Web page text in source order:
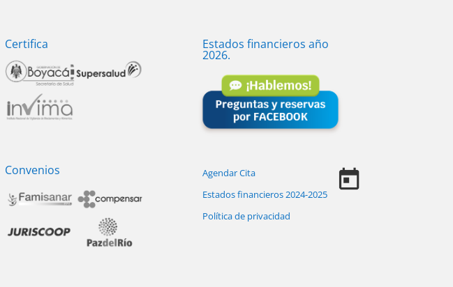
Certifica
Convenios
Estados financieros año
2026.
Agendar Cita
Estados financieros 2024-2025
Política de privacidad